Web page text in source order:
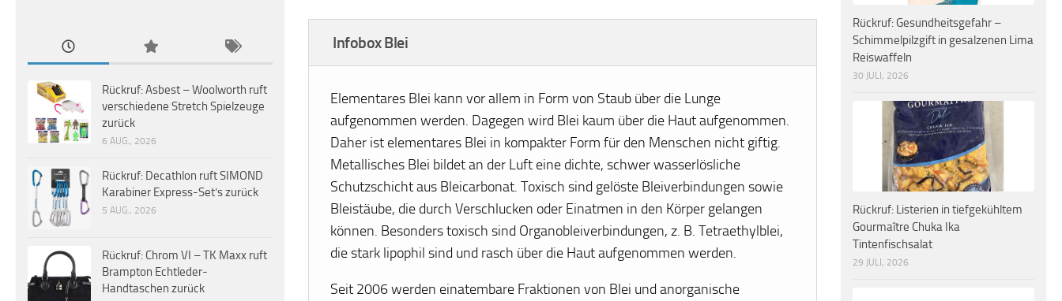
Infobox Blei
Elementares Blei kann vor allem in Form von Staub über die Lunge
aufgenommen werden. Dagegen wird Blei kaum über die Haut aufgenommen.
Daher ist elementares Blei in kompakter Form für den Menschen nicht giftig.
Metallisches Blei bildet an der Luft eine dichte, schwer wasserlösliche
Schutzschicht aus Bleicarbonat. Toxisch sind gelöste Bleiverbindungen sowie
Bleistäube, die durch Verschlucken oder Einatmen in den Körper gelangen
können. Besonders toxisch sind Organobleiverbindungen, z. B. Tetraethylblei,
die stark lipophil sind und rasch über die Haut aufgenommen werden.
Seit 2006 werden einatembare Fraktionen von Blei und anorganische
Rückruf: Asbest – Woolworth ruft
verschiedene Stretch Spielzeuge
zurück
6 AUG., 2026
Rückruf: Decathlon ruft SIMOND
Karabiner Express-Set’s zurück
5 AUG., 2026
Rückruf: Chrom VI – TK Maxx ruft
Brampton Echtleder-
Handtaschen zurück
Rückruf: Gesundheitsgefahr –
Schimmelpilzgift in gesalzenen Lima
Reiswaffeln
30 JULI, 2026
Rückruf: Listerien in tiefgekühltem
Gourmaître Chuka Ika
Tintenfischsalat
29 JULI, 2026